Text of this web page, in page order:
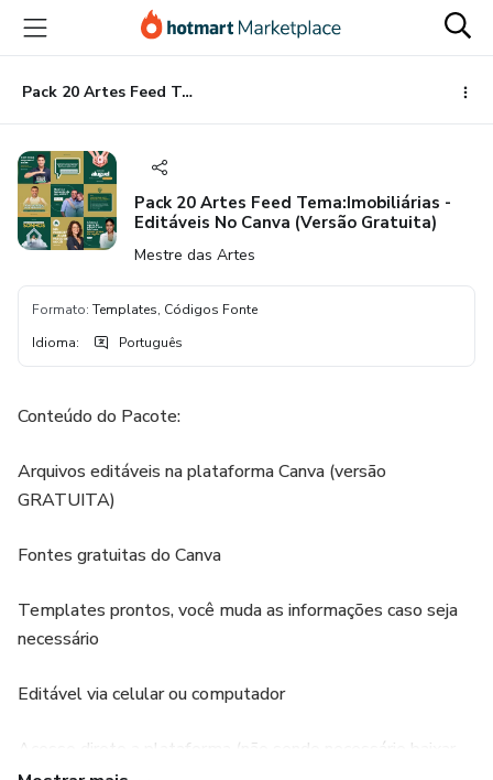
para
conteúdo
principal
para
pagamento
para
rodapé
Pack 20 Artes Feed Tema:Imobiliárias - Editáveis No Canva (Versão Gratuita)
Pack 20 Artes Feed Tema:Imobiliárias -
Editáveis No Canva (Versão Gratuita)
Mestre das Artes
Formato: Templates, Códigos Fonte
Idioma: Português
Conteúdo do Pacote:
Arquivos editáveis na plataforma Canva (versão
GRATUITA)
Fontes gratuitas do Canva
Templates prontos, você muda as informações caso seja
necessário
Editável via celular ou computador
Acesso direto a plataforma (não sendo necessário baixar